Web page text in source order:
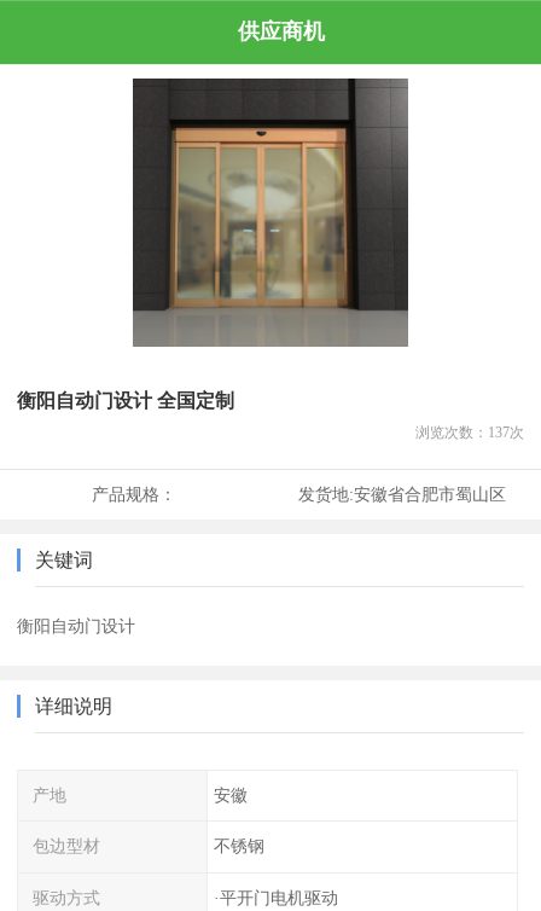
供应商机
衡阳自动门设计 全国定制
浏览次数： 137次
产品规格： 发货地:安徽省合肥市蜀山区
关键词
衡阳自动门设计
详细说明
产地 安徽
包边型材 不锈钢
驱动方式 ·平开门电机驱动